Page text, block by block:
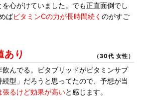
を心がけていました。でも正直面倒でし
ばビタミンCの力が長時間続くのがすご
あり （30代 女性）
飲んでる。ビタブリッドがビタミンサプ
続型」だろうと思ってたので、予想が当
張るけど効果が高いと感じます。